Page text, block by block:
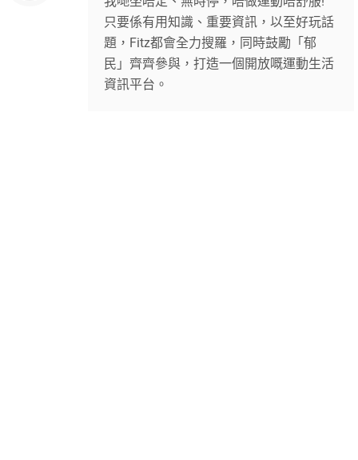
只要係有用知識、重要資訊，以至好玩話
題，Fitz都會全力搜羅，同時鼓勵「郁
民」齊齊參與，打造一個開放嘅運動生活
資訊平台。